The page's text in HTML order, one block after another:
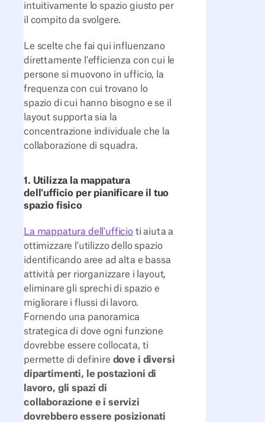
intuitivamente lo spazio giusto per
il compito da svolgere.
Le scelte che fai qui influenzano
direttamente l'efficienza con cui le
persone si muovono in ufficio, la
frequenza con cui trovano lo
spazio di cui hanno bisogno e se il
layout supporta sia la
concentrazione individuale che la
collaborazione di squadra.
1. Utilizza la mappatura
dell'ufficio per pianificare il tuo
spazio fisico
La mappatura dell'ufficio ti aiuta a
ottimizzare l'utilizzo dello spazio
identificando aree ad alta e bassa
attività per riorganizzare i layout,
eliminare gli sprechi di spazio e
migliorare i flussi di lavoro.
Fornendo una panoramica
strategica di dove ogni funzione
dovrebbe essere collocata, ti
permette di definire dove i diversi
dipartimenti, le postazioni di
lavoro, gli spazi di
collaborazione e i servizi
dovrebbero essere posizionati